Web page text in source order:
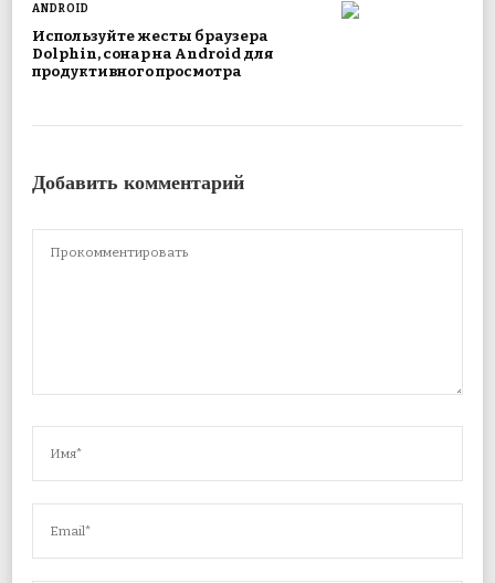
ANDROID
Используйте жесты браузера
Dolphin, сонар на Android для
продуктивного просмотра
Добавить комментарий